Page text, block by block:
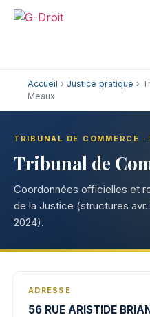
Accueil › Justice pratique ›
Meaux
TRIBUNAL DE COMMERCE ·
Tribunal de
Coordonnées officielles et
de la Justice (structures
2024).
ADRESSE
56 RUE ARISTIDE